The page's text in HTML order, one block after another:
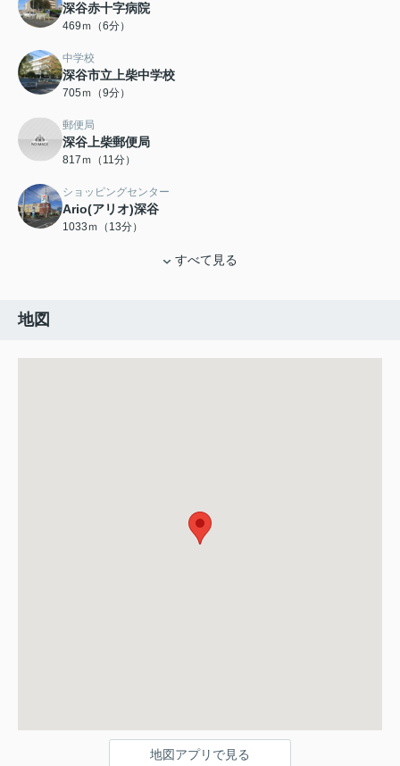
深谷赤十字病院
469ｍ（6分）
中学校
深谷市立上柴中学校
705ｍ（9分）
郵便局
深谷上柴郵便局
817ｍ（11分）
ショッピングセンター
Ario(アリオ)深谷
1033ｍ（13分）
すべて見る
地図
地図アプリで見る